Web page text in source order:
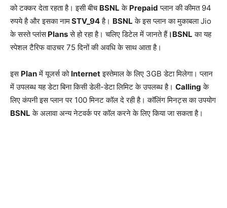
को टक्कर देता रहता है। इसी बीच BSNL के Prepaid प्लान की कीमत 94
रुपये है और इसका नामSTV_94है। BSNL के इस प्लान का मुकाबला Jio
के सस्ते प्लांसPlansसे हो रहा है। चलिए डिटेल में जानते हैं।BSNL का यह
स्पेशल टैरिफ वाउचर 75 दिनों की अवधि के साथ आता है।
इस Planमें यूजर्स को Internetइस्तेमाल के लिए 3GB डेटा मिलेगा। प्लान
में उपलब्ध यह डेटा बिना किसी डेली-डेटा लिमिट के उपलब्ध है। Calling के
लिए कंपनी इस प्लान पर 100 मिनट कॉल दे रही है। कॉलिंग मिनट्स का उपयोग
BSNL के अलावा अन्य नेटवर्क पर कॉल करने के लिए किया जा सकता है।